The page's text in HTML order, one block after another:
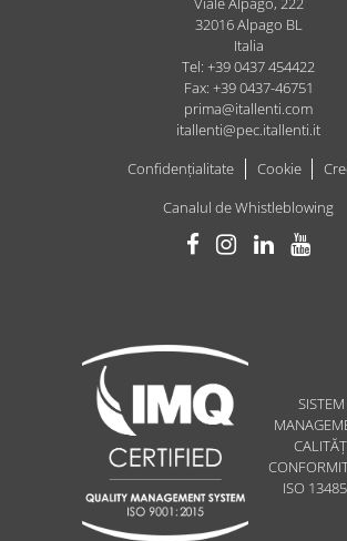
32016Alpago BL
Italia
Tel: +39 0437 454422
Fax: +39 0437-46751
prima@itallenti.com
itallenti@pec.itallenti.it
Confidențialitate
Cookie
Canalul de Whistleblowing
ISO